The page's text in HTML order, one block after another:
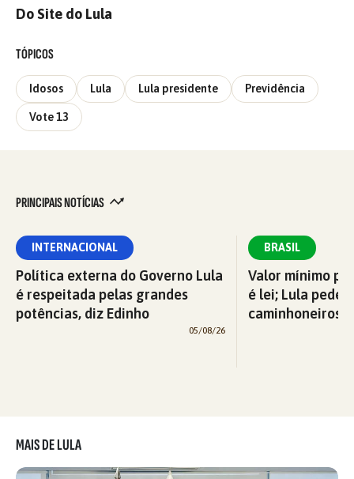
Do Site do Lula
TÓPICOS
Idosos Lula Lula presidente Previdência
Vote 13
PRINCIPAIS NOTÍCIAS
INTERNACIONAL
Política externa do Governo Lula
é respeitada pelas grandes
potências, diz Edinho
05/08/26
BRASIL
Valor mínimo
é lei; Lula pede
caminhoneiros
MAIS DE LULA